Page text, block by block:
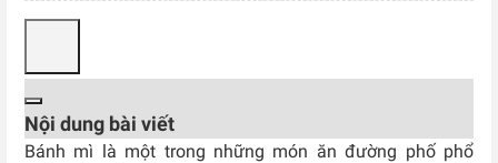
Nội dung bài viết
Bánh mì là một trong những món ăn đường phố phổ